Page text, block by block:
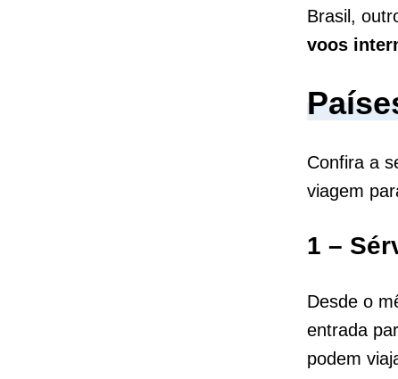
Brasil,
voos
Confira a
viagem
1 –
Desde o
entrada
podem